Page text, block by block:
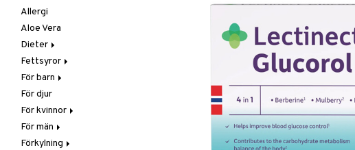
Allergi
Aloe Vera
Dieter
Glutenintolerans
LCHF
Raw Food
Fettsyror
Marina fettsyror
Veg fettsyror
För barn
Fettsyror
Hudvård
Vitamin & mineral
För djur
För kvinnor
Graviditet & amning
Klimakterie & PMS
För män
Näringstillskott
Förkylning